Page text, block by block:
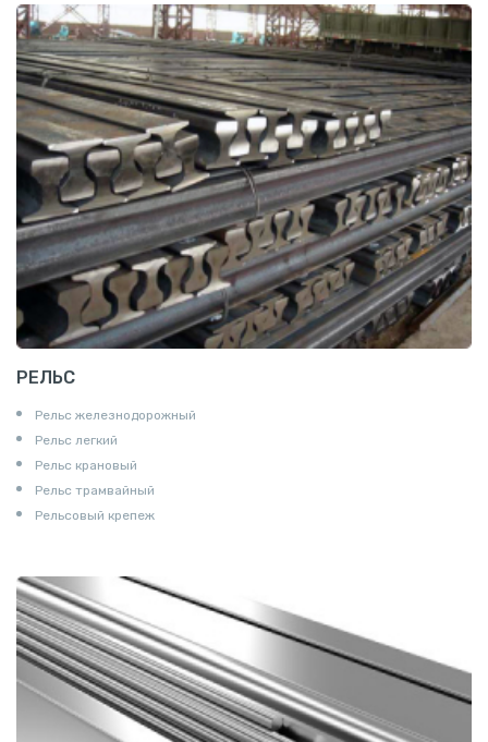
РЕЛЬС
Рельс железнодорожный
Рельс легкий
Рельс крановый
Рельс трамвайный
Рельсовый крепеж